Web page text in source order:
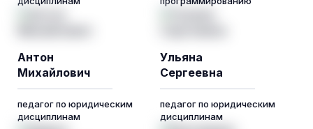
Антон
Михайлович
педагог по юридическим
дисциплинам
Ульяна
Сергеевна
педагог по юридическим
дисциплинам